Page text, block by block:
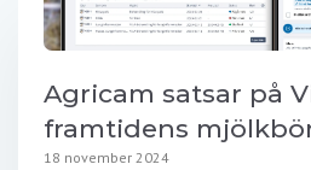
Agricam satsar på
framtidens
18 november 2024